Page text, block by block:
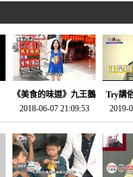
《美食的味道》九王鵝
肉
2018-06-07 21:09:53
Try講
2019-